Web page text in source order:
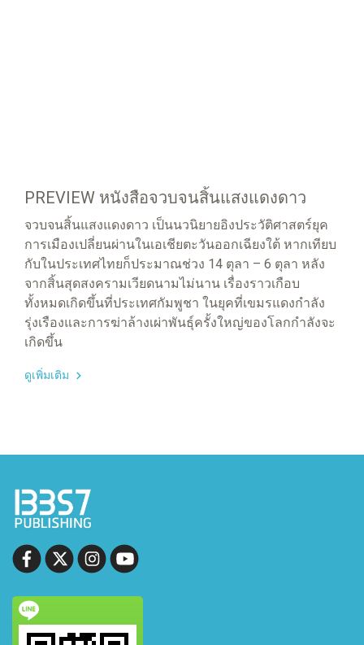
PREVIEW หนังสือจวบจนสิ้นแสงแดงดาว
จวบจนสิ้นแสงแดงดาว เป็นนวนิยายอิงประวัติศาสตร์ยุค
การเมืองเปลี่ยนผ่านในเอเชียตะวันออกเฉียงใต้ หากเทียบ
กับในประเทศไทยก็ประมาณช่วง 14 ตุลา – 6 ตุลา หลัง
จากสิ้นสุดสงครามเวียดนามไม่นาน เรื่องราวเกือบ
ทั้งหมดเกิดขึ้นที่ประเทศกัมพูชา ในยุคที่เขมรแดงกำลัง
รุ่งเรืองและการฆ่าล้างเผ่าพันธุ์ครั้งใหญ่ของโลกกำลังจะ
เกิดขึ้น
ดูเพิ่มเติม